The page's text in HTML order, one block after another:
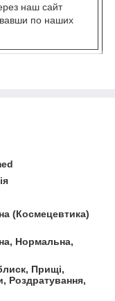
наш сайт
по наших
(Космецевтика)
Нормальна,
Прищі,
Роздратування,